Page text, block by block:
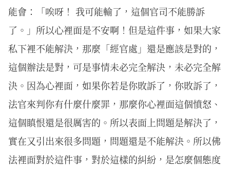
能會：「唉呀！ 我可能輸了，這個官司不能勝訴
了。」所以心裡面是不安啊！但是這件事，如果大家
私下裡不能解決，那麼「經官處」還是應該是對的，
這個辦法是對，可是事情未必完全解決，未必完全解
決。因為心裡面，如果你若是你敗訴了，你敗訴了，
法官來判你有什麼什麼罪，那麼你心裡面這個憤怒、
這個瞋恨還是很厲害的。所以表面上問題是解決了，
實在又引出來很多問題，問題還是不能解決。所以佛
法裡面對於這件事，對於這樣的糾紛，是怎麼個態度